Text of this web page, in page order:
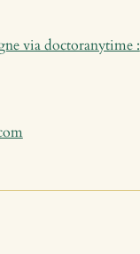
via doctoranytime :